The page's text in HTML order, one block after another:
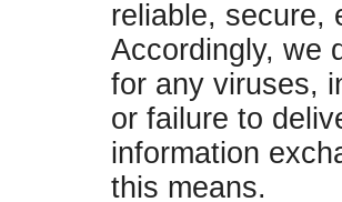
reliable, secure,
Accordingly, we
for any viruses,
or failure to
information
this means.